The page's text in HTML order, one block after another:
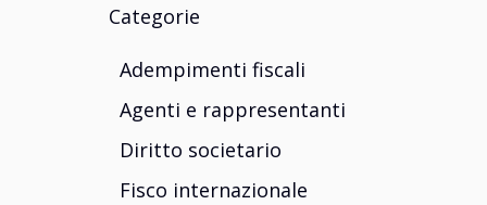
Categorie
Adempimenti fiscali
Agenti e rappresentanti
Diritto societario
Fisco internazionale